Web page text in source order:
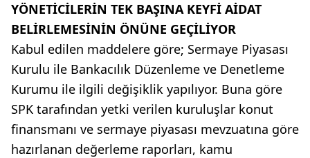
YÖNETİCİLERİN TEK BAŞINA KEYFİ AİDAT
BELİRLEMESİNİN ÖNÜNE GEÇİLİYOR
Kabul edilen maddelere göre; Sermaye Piyasası
Kurulu ile Bankacılık Düzenleme ve Denetleme
Kurumu ile ilgili değişiklik yapılıyor. Buna göre
SPK tarafından yetki verilen kuruluşlar konut
finansmanı ve sermaye piyasası mevzuatına göre
hazırlanan değerleme raporları, kamu